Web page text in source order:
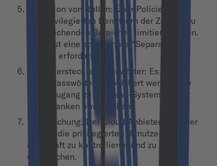
Definition von Rollen: Über Policies muss
den privilegierten Benutzern der Zugang zu
entsprechenden Bereichen limitiert werden.
Dafür ist eine sogenannte “Separation of
Duties” erforderlich.
Keine versteckten Passwörter: Es dürfen
keine Passwörter gespeichert werden, die
einen Zugang zu Backend-Systemen oder
Datenbanken ermöglichen.
Überwachung: Der Cloud Anbieter ist in der
Pflicht, die privilegierten Benutzerkonten
dauerhaft zu kontrollieren und zu
überwachen.